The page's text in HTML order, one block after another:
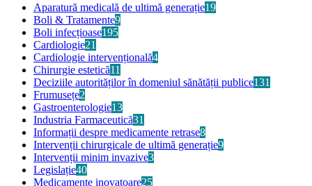
Aparatură medicală de ultimă generație19
Boli & Tratamente9
Boli infecțioase195
Cardiologie21
Cardiologie intervențională4
Chirurgie estetică11
Deciziile autorităților în domeniul sănătății publice131
Frumusețe2
Gastroenterologie13
Industria Farmaceutică31
Informații despre medicamente retrase8
Intervenții chirurgicale de ultimă generație9
Intervenții minim invazive3
Legislație40
Medicamente inovatoare25